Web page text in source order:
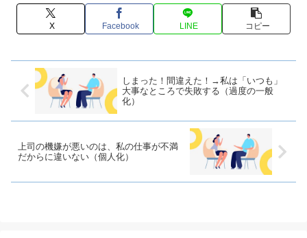
X Facebook LINE コピー
しまった！間違えた！→私は「いつも」
大事なところで失敗する（過度の一般
化）
上司の機嫌が悪いのは、私の仕事が不満
だからに違いない（個人化）